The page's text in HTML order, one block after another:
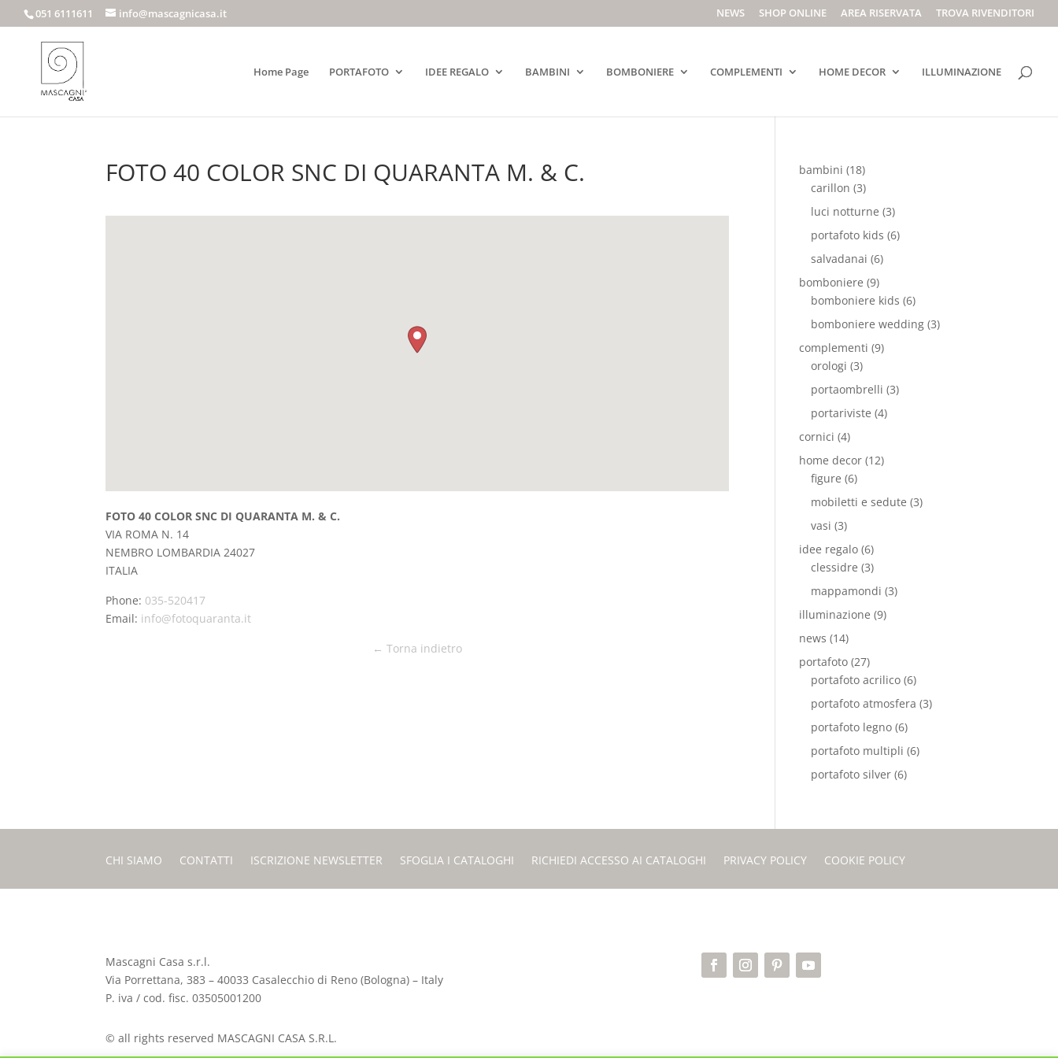
051 6111611 info@mascagnicasa.it NEWS SHOP ONLINE AREA RISERVATA TROVA RIVENDITORI
Home Page PORTAFOTO IDEE REGALO BAMBINI BOMBONIERE COMPLEMENTI HOME DECOR ILLUMINAZIONE
FOTO 40 COLOR SNC DI QUARANTA M. & C.
FOTO 40 COLOR SNC DI QUARANTA M. & C.
VIA ROMA N. 14
NEMBRO LOMBARDIA24027
ITALIA
Phone: 035-520417
Email: info@fotoquaranta.it
← Torna indietro
bambini (18)
carillon (3)
luci notturne (3)
portafoto kids (6)
salvadanai (6)
bomboniere (9)
bomboniere kids (6)
bomboniere wedding (3)
complementi (9)
orologi (3)
portaombrelli (3)
portariviste (4)
cornici (4)
home decor (12)
figure (6)
mobiletti e sedute (3)
vasi (3)
idee regalo (6)
clessidre (3)
mappamondi (3)
illuminazione (9)
news (14)
portafoto (27)
portafoto acrilico (6)
portafoto atmosfera (3)
portafoto legno (6)
portafoto multipli (6)
portafoto silver (6)
CHI SIAMO CONTATTI ISCRIZIONE NEWSLETTER SFOGLIA I CATALOGHI RICHIEDI ACCESSO AI CATALOGHI PRIVACY POLICY COOKIE POLICY
Mascagni Casa s.r.l.
Via Porrettana, 383 – 40033 Casalecchio di Reno (Bologna) – Italy
P. iva / cod. fisc. 03505001200
© all rights reserved MASCAGNI CASA S.R.L.